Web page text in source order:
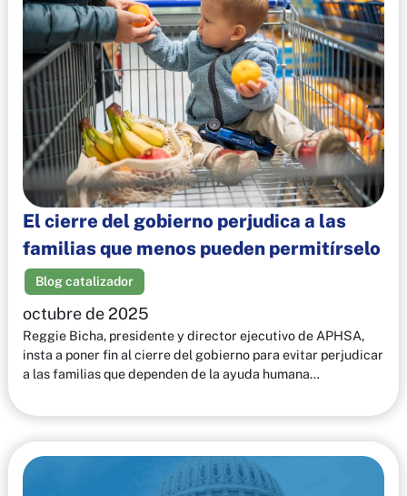
El cierre del gobierno perjudica a las
familias que menos pueden permitírselo
Blog catalizador
octubre de 2025
Reggie Bicha, presidente y director ejecutivo de APHSA,
insta a poner fin al cierre del gobierno para evitar perjudicar
a las familias que dependen de la ayuda humana…